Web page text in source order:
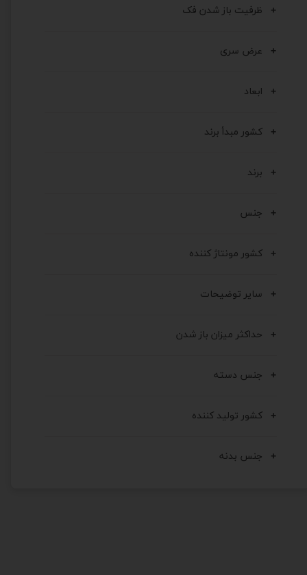
ظرفیت باز شدن فک
عرض سری
ابعاد
کشور مبدأ برند
برند
جنس
کشور مونتاژ کننده
سایر توضیحات
حداکثر میزان باز شدن
جنس دسته
کشور تولید کننده
جنس بدنه